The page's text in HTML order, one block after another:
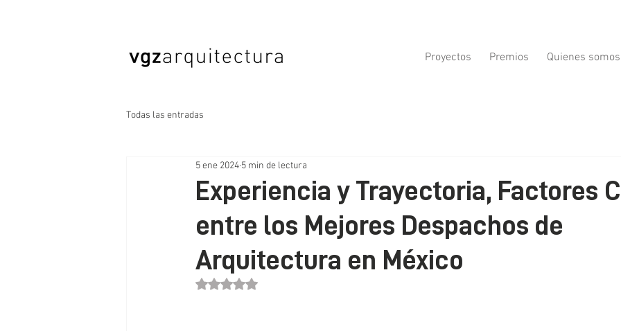
Proyectos Premios Quienes somos
Todas las entradas
Experiencia y Trayectoria, Factores
entre los Mejores Despachos de
Arquitectura en México
5 ene 2024 5 min de lectura
Obtuvo NaN de 5 estrellas.